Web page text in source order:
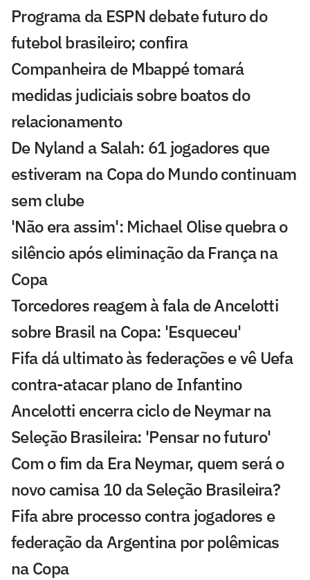
Programa da ESPN debate futuro do
futebol brasileiro; confira
Companheira de Mbappé tomará
medidas judiciais sobre boatos do
relacionamento
De Nyland a Salah: 61 jogadores que
estiveram na Copa do Mundo continuam
sem clube
'Não era assim': Michael Olise quebra o
silêncio após eliminação da França na
Copa
Torcedores reagem à fala de Ancelotti
sobre Brasil na Copa: 'Esqueceu'
Fifa dá ultimato às federações e vê Uefa
contra-atacar plano de Infantino
Ancelotti encerra ciclo de Neymar na
Seleção Brasileira: 'Pensar no futuro'
Com o fim da Era Neymar, quem será o
novo camisa 10 da Seleção Brasileira?
Fifa abre processo contra jogadores e
federação da Argentina por polêmicas
na Copa